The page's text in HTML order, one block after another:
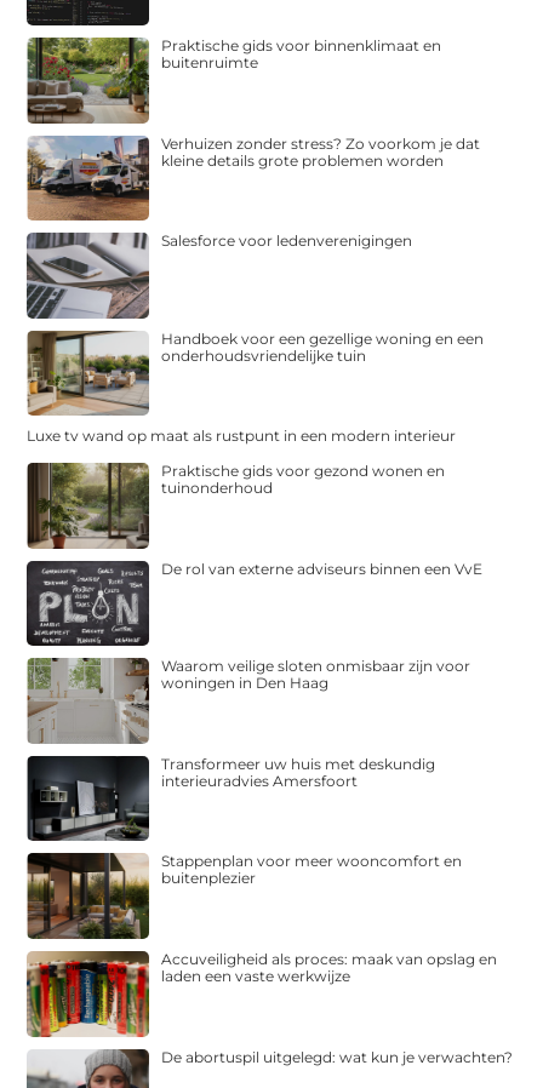
Praktische gids voor binnenklimaat en
buitenruimte
Verhuizen zonder stress? Zo voorkom je dat
kleine details grote problemen worden
Salesforce voor ledenverenigingen
Handboek voor een gezellige woning en een
onderhoudsvriendelijke tuin
Luxe tv wand op maat als rustpunt in een modern interieur
Praktische gids voor gezond wonen en
tuinonderhoud
De rol van externe adviseurs binnen een VvE
Waarom veilige sloten onmisbaar zijn voor
woningen in Den Haag
Transformeer uw huis met deskundig
interieuradvies Amersfoort
Stappenplan voor meer wooncomfort en
buitenplezier
Accuveiligheid als proces: maak van opslag en
laden een vaste werkwijze
De abortuspil uitgelegd: wat kun je verwachten?